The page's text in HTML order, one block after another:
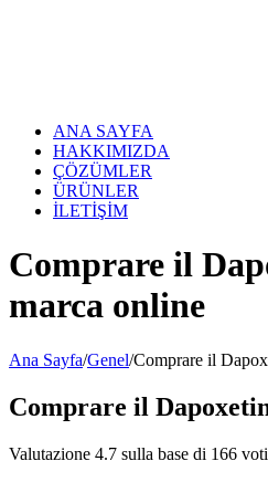
ANA SAYFA
HAKKIMIZDA
ÇÖZÜMLER
ÜRÜNLER
İLETİŞİM
Comprare il
marca online
Ana Sayfa/Genel/Comprare il
Comprare il
Valutazione 4.7 sulla base di 166